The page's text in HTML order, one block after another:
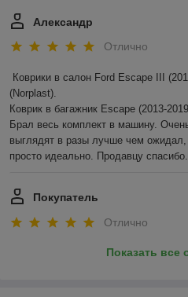
Александр
Отлично
Коврики в салон Ford Escape III
(Norplast).
Коврик в багажник Escape (2013-
Брал весь комплект в машину.
выглядят в разы лучше чем
просто идеально. Продавцу спасибо.
Покупатель
Отлично
Показать все